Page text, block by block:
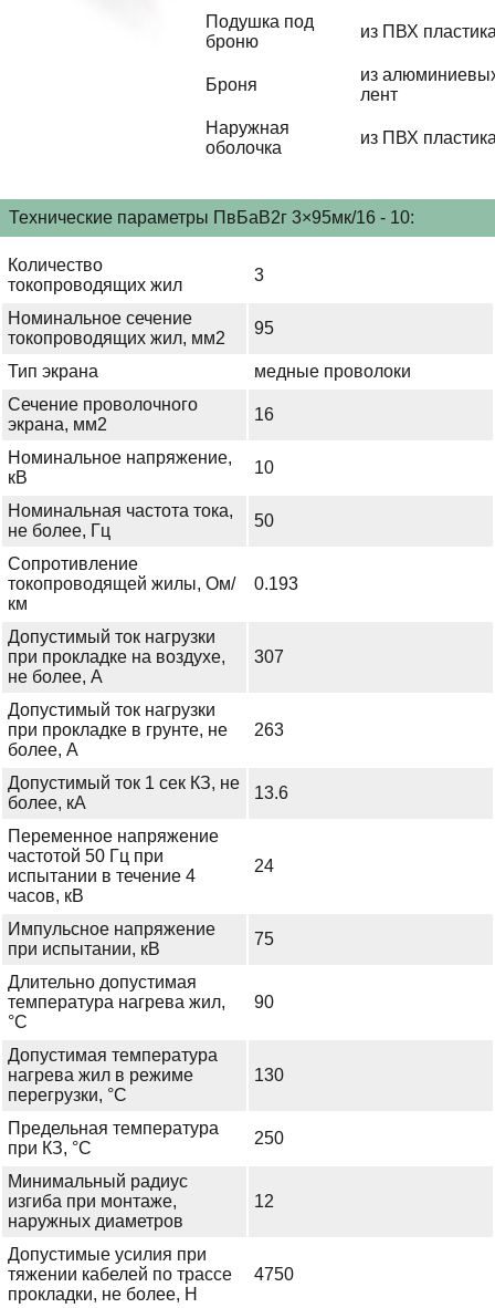
Подушка под
броню
из ПВХ
Броня
из
лент
Наружная
оболочка
из ПВХ
Технические параметры ПвБаВ2г 3×95мк/16 - 10:
Количество
токопроводящих жил
3
Номинальное сечение
токопроводящих жил, мм2
95
Тип экрана
медные проволоки
Сечение проволочного
экрана, мм2
16
Номинальное напряжение,
кВ
10
Номинальная частота тока,
не более, Гц
50
Сопротивление
токопроводящей жилы, Ом/
км
0.193
Допустимый ток нагрузки
при прокладке на воздухе,
не более, А
307
Допустимый ток нагрузки
при прокладке в грунте, не
более, А
263
Допустимый ток 1 сек КЗ, не
более, кА
13.6
Переменное напряжение
частотой 50 Гц при
испытании в течение 4
часов, кВ
24
Импульсное напряжение
при испытании, кВ
75
Длительно допустимая
температура нагрева жил,
°С
90
Допустимая температура
нагрева жил в режиме
перегрузки, °С
130
Предельная температура
при КЗ, °С
250
Минимальный радиус
изгиба при монтаже,
наружных диаметров
12
Допустимые усилия при
тяжении кабелей по трассе
прокладки, не более, Н
4750